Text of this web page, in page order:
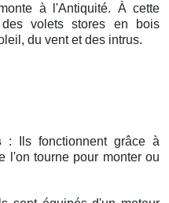
à l'Antiquité. À cette
volets stores en bois
du vent et des intrus.
: Ils fonctionnent grâce à
l'on tourne pour monter ou